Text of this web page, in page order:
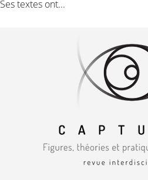
Ses textes ont...